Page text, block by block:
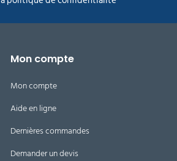
Mon compte
Mon compte
Aide en ligne
Dernières commandes
Demander un devis